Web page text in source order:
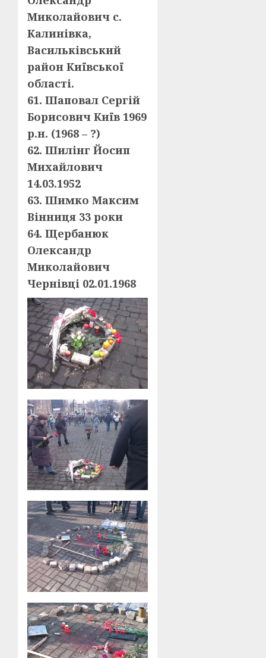
Миколайович с.
Калинівка,
Васильківський
район Київської
області.
61. Шаповал Сергій
Борисович Київ 1969
р.н. (1968 – ?)
62. Шилінг Йосип
Михайлович
14.03.1952
63. Шимко Максим
Вінниця 33 роки
64. Щербанюк
Олександр
Миколайович
Чернівці 02.01.1968